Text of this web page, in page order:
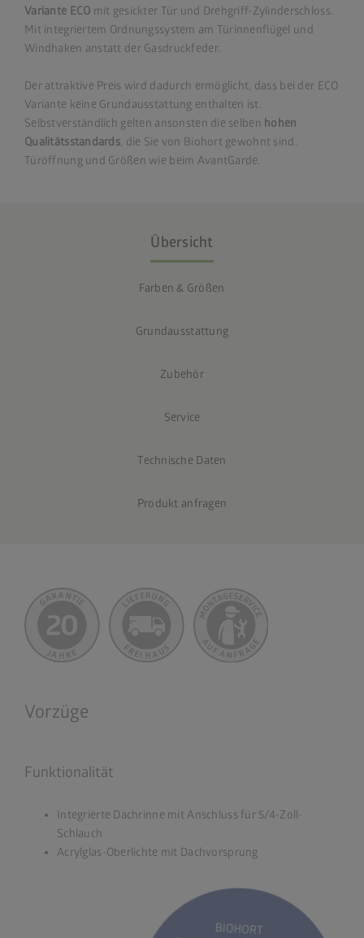
Variante ECO mit gesickter Tür und Drehgriff-Zylinderschloss.
Mit integriertem Ordnungssystem am Türinnenflügel und
Windhaken anstatt der Gasdruckfeder.
Der attraktive Preis wird dadurch ermöglicht, dass bei der ECO
Variante keine Grundausstattung enthalten ist.
Selbstverständlich gelten ansonsten die selben hohen
Qualitätsstandards, die Sie von Biohort gewohnt sind.
Türöffnung und Größen wie beim AvantGarde.
Übersicht
Farben & Größen
Grundausstattung
Zubehör
Service
Technische Daten
Produkt anfragen
Vorzüge
Funktionalität
Integrierte Dachrinne mit Anschluss für 5/4-Zoll-
Schlauch
Acrylglas-Oberlichte mit Dachvorsprung